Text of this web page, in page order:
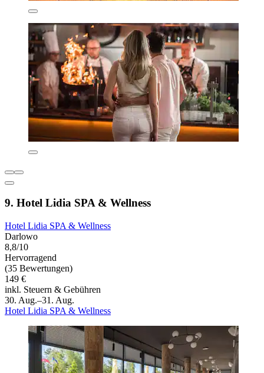
9. Hotel Lidia SPA & Wellness
Hotel Lidia SPA & Wellness
Darlowo
8,8/10
Hervorragend
(35 Bewertungen)
149 €
inkl. Steuern & Gebühren
30. Aug.–31. Aug.
Hotel Lidia SPA & Wellness